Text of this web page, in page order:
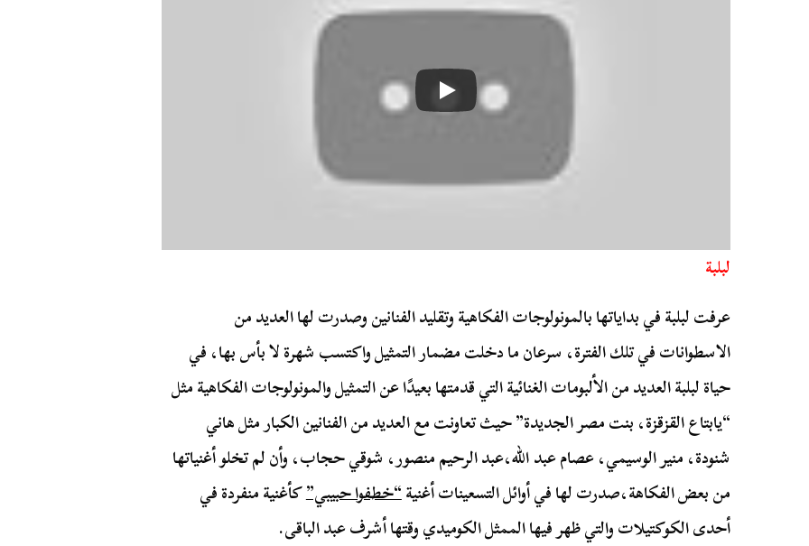
لبلبة
عرفت لبلبة في بداياتها بالمونولوجات الفكاهية وتقليد الفنانين وصدرت لها العديد من
الاسطوانات في تلك الفترة، سرعان ما دخلت مضمار التمثيل واكتسب شهرة لا بأس بها، في
حياة لبلبة العديد من الألبومات الغنائية التي قدمتها بعيدًا عن التمثيل والمونولوجات الفكاهية مثل
“يابتاع القزقزة، بنت مصر الجديدة” حيث تعاونت مع العديد من الفنانين الكبار مثل هاني
شنودة، منير الوسيمي، عصام عبد الله،عبد الرحيم منصور، شوقي حجاب، وأن لم تخلو أغنياتها
من بعض الفكاهة،صدرت لها في أوائل التسعينات أغنية“خطفوا حبيبي”كأغنية منفردة في
أحدى الكوكتيلات والتي ظهر فيها الممثل الكوميدي وقتها أشرف عبد الباقى.